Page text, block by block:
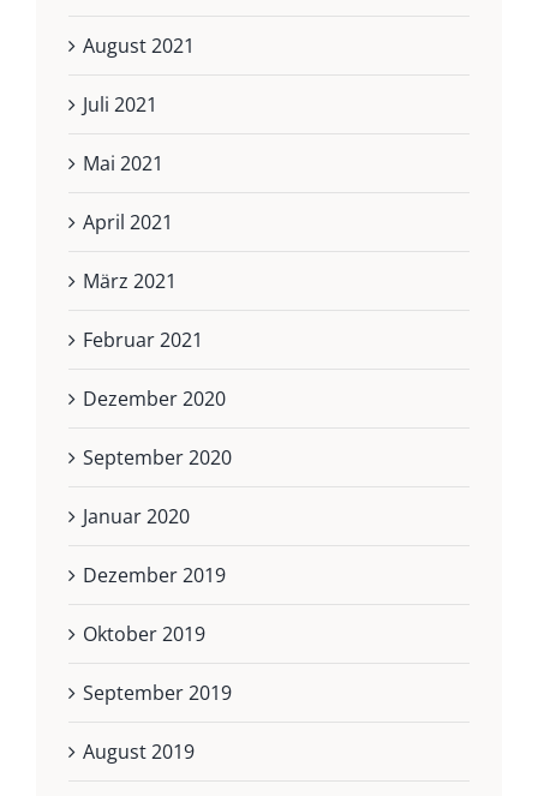
August 2021
Juli 2021
Mai 2021
April 2021
März 2021
Februar 2021
Dezember 2020
September 2020
Januar 2020
Dezember 2019
Oktober 2019
September 2019
August 2019